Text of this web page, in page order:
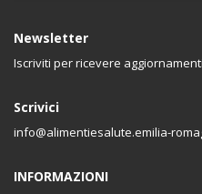
Newsletter
Iscriviti per ricevere
Scrivici
info@alimentiesalute.emilia-
INFORMAZIONI